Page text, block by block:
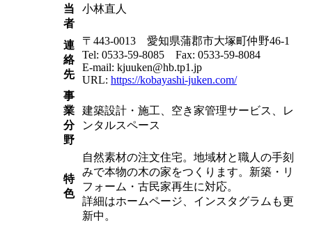
当
者
小林直人
連
絡
先
〒443-0013 愛知県蒲郡市大塚町仲野46-1
Tel: 0533-59-8085 Fax: 0533-59-8084
E-mail: kjuuken@hb.tp1.jp
URL: https://kobayashi-juken.com/
事
業
分
野
建築設計・施工、空き家管理サービス、レ
ンタルスペース
特
色
自然素材の注文住宅。地域材と職人の手刻
みで本物の木の家をつくります。新築・リ
フォーム・古民家再生に対応。
詳細はホームページ、インスタグラムも更
新中。